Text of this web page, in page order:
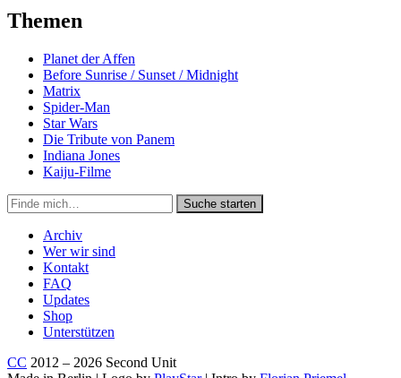
Themen
Planet der Affen
Before Sunrise / Sunset / Midnight
Matrix
Spider-Man
Star Wars
Die Tribute von Panem
Indiana Jones
Kaiju-Filme
Suche
in
https://secondunit-
podcast.de/
Suche starten
Archiv
Wer wir sind
Kontakt
FAQ
Updates
Shop
Unterstützen
CC 2012 – 2026 Second Unit